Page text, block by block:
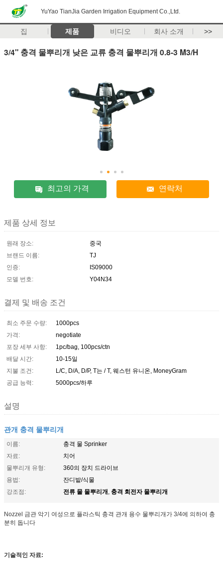
YuYao TianJia Garden Irrigation Equipment Co.,Ltd.
집 제품 비디오 회사 소개 >>
3/4" 충격 물뿌리개 낮은 교류 충격 물뿌리개 0.8-3 M3/H
최고의 가격 연락처
제품 상세 정보
원래 장소:
중국
브랜드 이름:
TJ
인증:
IS09000
모델 번호:
Y04N34
결제 및 배송 조건
최소 주문 수량:
1000pcs
가격:
negotiate
포장 세부 사항:
1pc/bag, 100pcs/ctn
배달 시간:
10-15일
지불 조건:
L/C, D/A, D/P, T는 / T, 웨스턴 유니온, MoneyGram
공급 능력:
5000pcs/하루
설명
관개 충격 물뿌리개
이름:
충격 물 Sprinker
자료:
치어
물뿌리개 유형:
360의 장치 드라이브
용법:
잔디밭/식물
강조점:
전류 물 물뿌리개, 충격 회전자 물뿌리개
Nozzel 금관 악기 여성으로 플라스틱 충격 관개 용수 물뿌리개가 3/4에 의하여 충
분히 돕니다
기술적인 자료: